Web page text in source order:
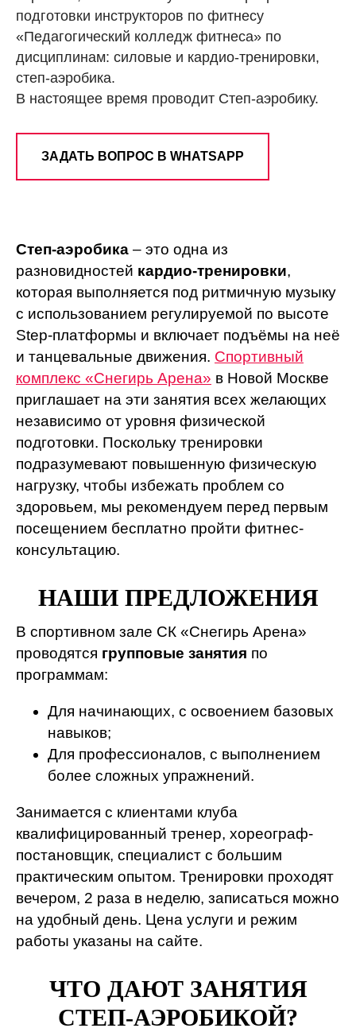
подготовки инструкторов по фитнесу
«Педагогический колледж фитнеса» по
дисциплинам: силовые и кардио-тренировки,
степ-аэробика.
В настоящее время проводит Степ-аэробику.
ЗАДАТЬ ВОПРОС В WHATSAPP
Степ-аэробика – это одна из
разновидностей кардио-тренировки,
которая выполняется под ритмичную музыку
с использованием регулируемой по высоте
Step-платформы и включает подъёмы на неё
и танцевальные движения. Спортивный
комплекс «Снегирь Арена» в Новой Москве
приглашает на эти занятия всех желающих
независимо от уровня физической
подготовки. Поскольку тренировки
подразумевают повышенную физическую
нагрузку, чтобы избежать проблем со
здоровьем, мы рекомендуем перед первым
посещением бесплатно пройти фитнес-
консультацию.
НАШИ ПРЕДЛОЖЕНИЯ
В спортивном зале СК «Снегирь Арена»
проводятся групповые занятия по
программам:
Для начинающих, с освоением базовых
навыков;
Для профессионалов, с выполнением
более сложных упражнений.
Занимается с клиентами клуба
квалифицированный тренер, хореограф-
постановщик, специалист с большим
практическим опытом. Тренировки проходят
вечером, 2 раза в неделю, записаться можно
на удобный день. Цена услуги и режим
работы указаны на сайте.
ЧТО ДАЮТ ЗАНЯТИЯ
СТЕП-АЭРОБИКОЙ?